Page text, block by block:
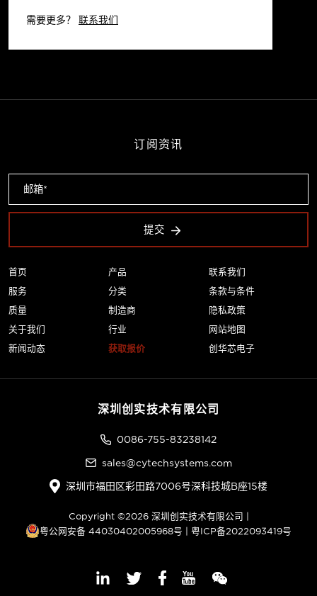
需要更多？ 联系我们
首页
服务
质量
关于我们
新闻动态
产品
分类
制造商
行业
获取报价
联系我们
条款与条件
隐私政策
网站地图
创华芯电子
订阅资讯
提交
深圳创实技术有限公司
0086-755-83238142
sales@cytechsystems.com
深圳市福田区彩田路7006号深科技城B座15楼
Copyright ©2026 深圳创实技术有限公司 |
粤公网安备 44030402005968号 | 粤ICP备2022093419号